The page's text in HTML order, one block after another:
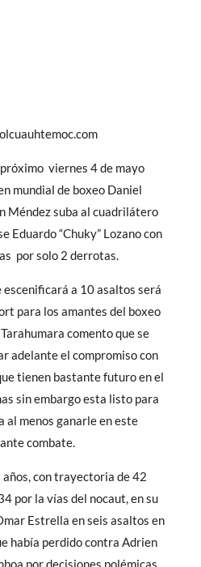
viernes 4 de mayo
mundial de boxeo Daniel
Méndez suba al cuadrilátero
Eduardo “Chuky” Lozano con
por solo 2 derrotas.
a 10 asaltos será
para los amantes del boxeo
comento que se
adelante el compromiso con
tienen bastante futuro en el
sin embargo esta listo para
al menos ganarle en este
combate.
años, con trayectoria de 42
por la vías del nocaut, en su
Estrella en seis asaltos en
había perdido contra Adrien
por decisiones polémicas.